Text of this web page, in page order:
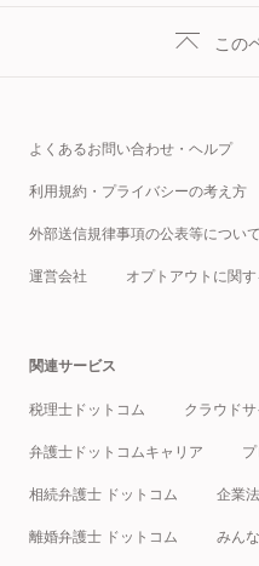
この
よくあるお問い合わせ・ヘルプ
利用規約・プライバシーの考え方
外部送信規律事項の公表等について
運営会社 オプトアウトに関
関連サービス
税理士ドットコム クラウド
弁護士ドットコムキャリア
相続弁護士 ドットコム 企業
離婚弁護士 ドットコム みん